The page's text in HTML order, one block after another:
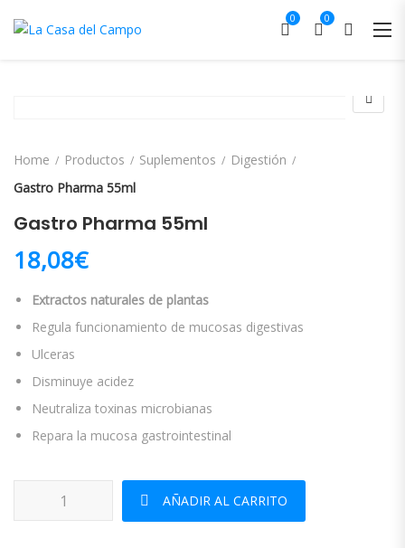
0 0
Home Productos Suplementos
Digestión
Gastro Pharma 55ml
Gastro Pharma 55ml
18,08€
Extractos naturales de plantas
Regula funcionamiento de mucosas digestivas
Ulceras
Disminuye acidez
Neutraliza toxinas microbianas
Repara la mucosa gastrointestinal
Gastro Pharma 55ml cantidad
AÑADIR AL CARRITO